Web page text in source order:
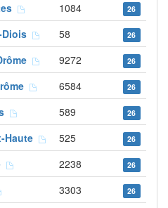
1084 26
58 26
9272 26
6584 26
589 26
Haute 525 26
2238 26
3303 26